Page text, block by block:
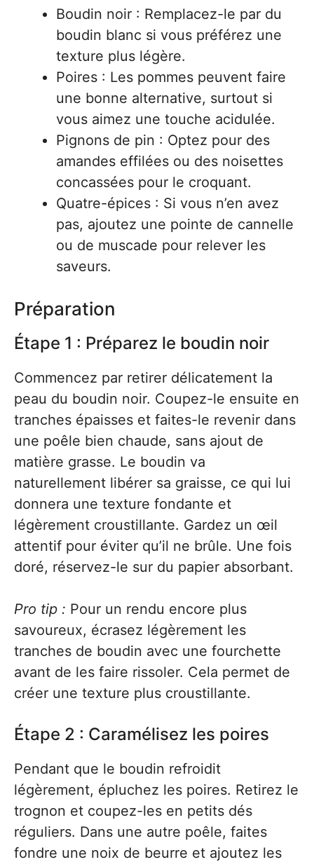
Boudin noir : Remplacez-le par du
boudin blanc si vous préférez une
texture plus légère.
Poires : Les pommes peuvent faire
une bonne alternative, surtout si
vous aimez une touche acidulée.
Pignons de pin : Optez pour des
amandes effilées ou des noisettes
concassées pour le croquant.
Quatre-épices : Si vous n’en avez
pas, ajoutez une pointe de cannelle
ou de muscade pour relever les
saveurs.
Préparation
Étape 1 : Préparez le boudin noir
Commencez par retirer délicatement la
peau du boudin noir. Coupez-le ensuite en
tranches épaisses et faites-le revenir dans
une poêle bien chaude, sans ajout de
matière grasse. Le boudin va
naturellement libérer sa graisse, ce qui lui
donnera une texture fondante et
légèrement croustillante. Gardez un œil
attentif pour éviter qu’il ne brûle. Une fois
doré, réservez-le sur du papier absorbant.
Pro tip : Pour un rendu encore plus
savoureux, écrasez légèrement les
tranches de boudin avec une fourchette
avant de les faire rissoler. Cela permet de
créer une texture plus croustillante.
Étape 2 : Caramélisez les poires
Pendant que le boudin refroidit
légèrement, épluchez les poires. Retirez le
trognon et coupez-les en petits dés
réguliers. Dans une autre poêle, faites
fondre une noix de beurre et ajoutez les